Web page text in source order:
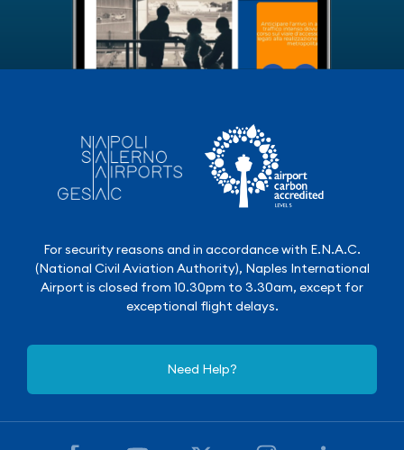
For security reasons and in accordance with E.N.A.C.
(National Civil Aviation Authority), Naples International
Airport is closed from 10.30pm to 3.30am, except for
exceptional flight delays.
Need Help?